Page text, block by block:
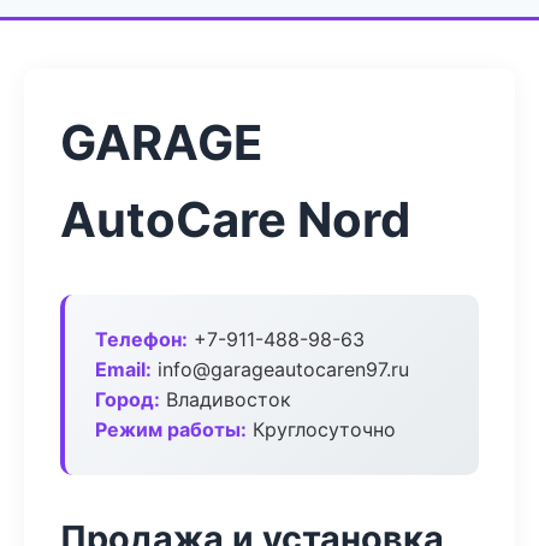
GARAGE
AutoCare Nord
Телефон: +7-911-488-98-63
Email: info@garageautocaren97.ru
Город: Владивосток
Режим работы: Круглосуточно